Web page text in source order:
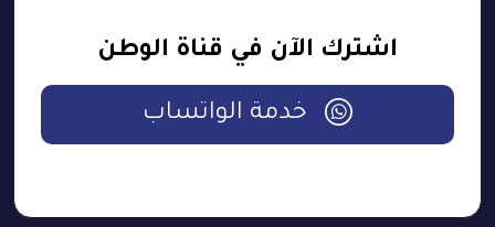
اشترك الآن في قناة الوطن
خدمة الواتساب